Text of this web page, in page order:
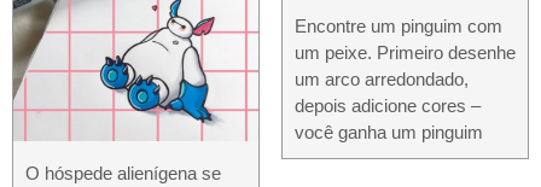
O hóspede alienígena se
Encontre um pinguim com
um peixe. Primeiro desenhe
um arco arredondado,
depois adicione cores –
você ganha um pinguim